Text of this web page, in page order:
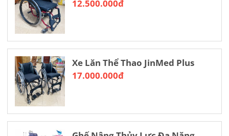
12.500.000đ
Xe Lăn Thể Thao JinMed Plus
17.000.000đ